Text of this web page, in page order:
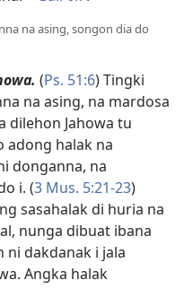
na asing, songon dia do
(Ps. 51:6) Tingki
na asing, na mardosa
dilehon Jahowa tu
adong halak na
donganna, na
i. (3 Mus. 5:21-23)
sasahalak di huria na
nunga dibuat ibana
ni dakdanak i jala
Angka halak